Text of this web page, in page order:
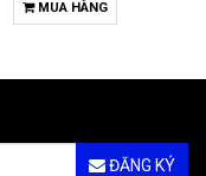
MUA HÀNG
ĐĂNG KÝ